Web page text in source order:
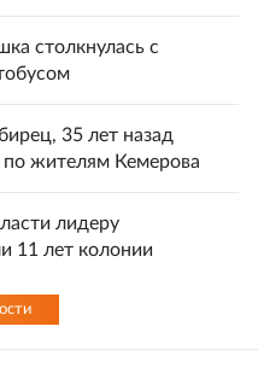
столкнулась с
35 лет назад
жителям Кемерова
лидеру
11 лет колонии